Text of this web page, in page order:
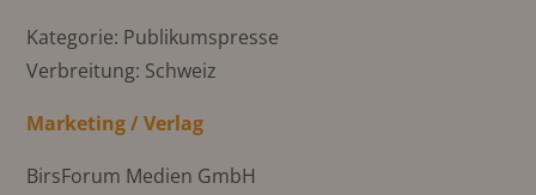
Kategorie: Publikumspresse
Verbreitung: Schweiz
Marketing / Verlag
BirsForum Medien GmbH